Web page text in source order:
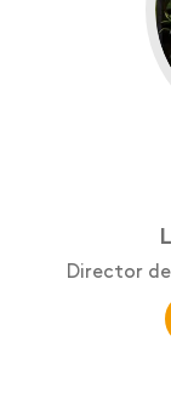
Director